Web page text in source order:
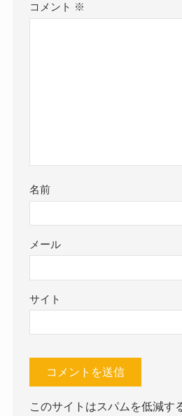
コメント ※
名前
メール
サイト
このサイトはスパムを低減す